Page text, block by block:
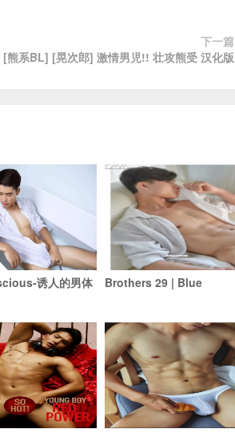
下一篇
[熊系BL] [晃次郎] 激情男児!! 壮攻熊受 汉化版
诱人的男体
Brothers 29 | Blue